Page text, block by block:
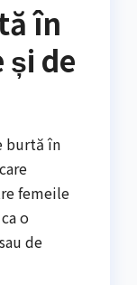
în
și de
burtă în
femeile
o
de